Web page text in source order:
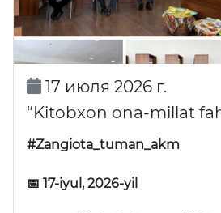
17 июля 2026 г.
“Kitobxon ona-millat
#Zangiota_tuman_akm
📅 17-iyul, 2026-yil